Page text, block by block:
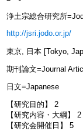
浄土宗総合研究所
http://jsri.jodo.or.jp/
東京, 日本 [Tokyo,
期刊論文=Journal
日文=Japanese
【研究目的】 2
【研究内容・大綱】 2
【研究会開催日】 5